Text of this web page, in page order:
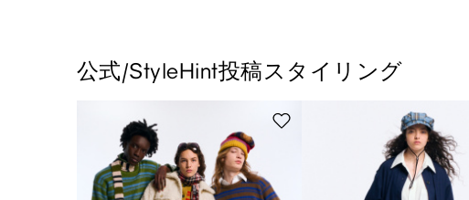
公式/StyleHint投稿スタイリング